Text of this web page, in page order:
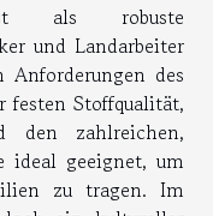
als robuste
und Landarbeiter
des
Stoffqualität,
den zahlreichen,
ideal geeignet, um
zu tragen. Im